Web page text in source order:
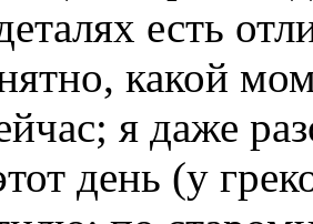
есть
какой
я даже
день (у